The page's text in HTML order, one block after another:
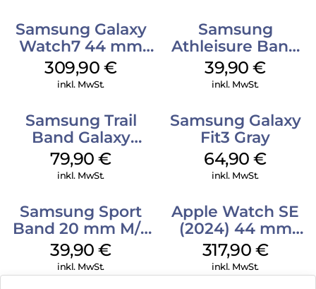
Samsung Galaxy
Watch7 44 mm
Silver
309,90€
inkl. MwSt.
Samsung
Athleisure Band
M/L Galaxy
Watch7 Silver
39,90€
inkl. MwSt.
Samsung Trail
Band Galaxy
Watch Ultra
Orange
79,90€
inkl. MwSt.
Samsung Galaxy
Fit3 Gray
64,90€
inkl. MwSt.
Samsung Sport
Band 20 mm M/L
Galaxy Watch4
Serie Graphite
39,90€
inkl. MwSt.
Apple Watch SE
(2024) 44 mm
GPS + Cellular
(Sportarmband
Mitternacht M/L)
317,90 €
inkl. MwSt.